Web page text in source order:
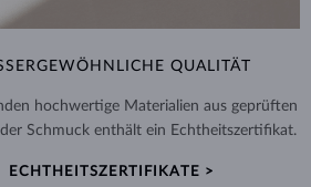
QUALITÄT
hochwertige Materialien aus geprüften
Schmuck enthält ein Echtheitszertifikat.
ECHTHEITSZERTIFIKATE >